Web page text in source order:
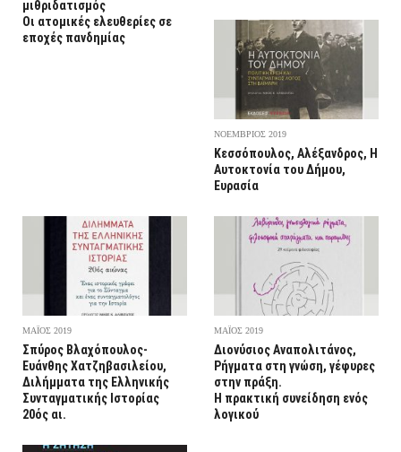
μιθριδατισμός
Οι ατομικές ελευθερίες σε
εποχές πανδημίας
ΝΟΕΜΒΡΙΟΣ 2019
Κεσσόπουλος, Αλέξανδρος, Η
Αυτοκτονία του Δήμου,
Ευρασία
ΜΑΪΟΣ 2019
Σπύρος Βλαχόπουλος-
Ευάνθης Χατζηβασιλείου,
Διλήμματα της Ελληνικής
Συνταγματικής Ιστορίας
20ός αι.
ΜΑΪΟΣ 2019
Διονύσιος Αναπολιτάνος,
Ρήγματα στη γνώση, γέφυρες
στην πράξη.
Η πρακτική συνείδηση ενός
λογικού